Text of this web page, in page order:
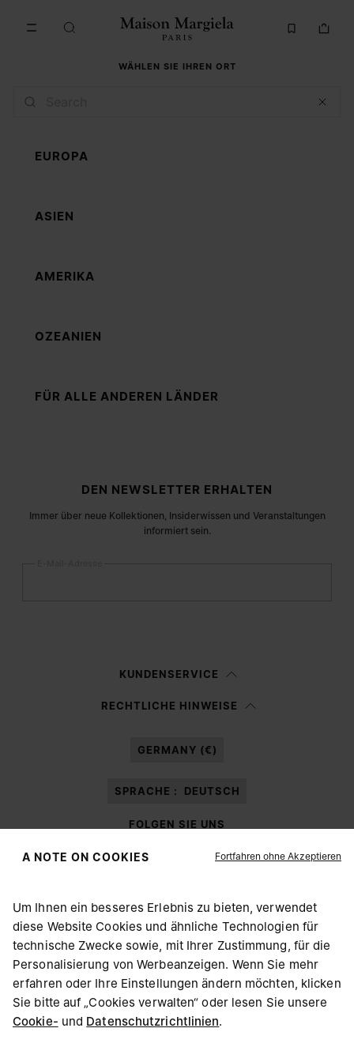
WÄHLEN SIE IHREN ORT
EUROPA
ASIEN
AMERIKA
OZEANIEN
FÜR ALLE ANDEREN LÄNDER
DEN NEWSLETTER ERHALTEN
Immer über neue Kollektionen, Insiderwissen und Veranstaltungen
informiert sein.
Datenschutzerklärunggelesen und willige in die Verarbeitung
KUNDENSERVICE
RECHTLICHE HINWEISE
GERMANY (€)
SPRACHE : DEUTSCH
FOLGEN SIE UNS
Maison Margiela MM6
Maison Margiela ist Mitglied von OTB
WÄHLEN SIE IHREN AUFENTHALTSORT
Offenbar sind Sie in United States. Möchten Sie Ihren
Aufenthaltsort berichtigen?
A NOTE ON COOKIES Fortfahren ohne Akzeptieren
Um Ihnen ein besseres Erlebnis zu bieten, verwendet
diese Website Cookies und ähnliche Technologien für
technische Zwecke sowie, mit Ihrer Zustimmung, für die
Personalisierung von Werbeanzeigen. Wenn Sie mehr
erfahren oder Ihre Einstellungen ändern möchten, klicken
Sie bitte auf „Cookies verwalten“ oder lesen Sie unsere
Cookie- und Datenschutzrichtlinien.